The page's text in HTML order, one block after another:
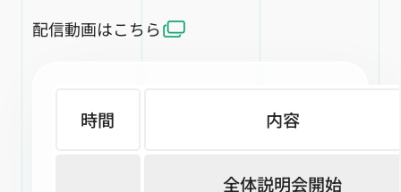
配信動画はこちら
時間 内容
全体説明会開始